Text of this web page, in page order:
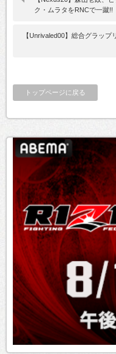
ク・ムラタをRNCで一蹴!!
【Unrivaled00】総合グラッ
トップページに戻る